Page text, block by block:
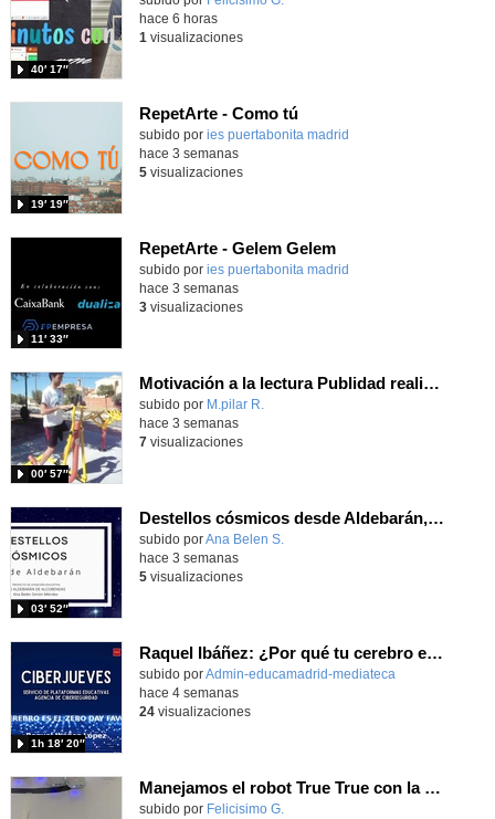
40′ 17″
hace 6 horas
1 visualizaciones
RepetArte - Como tú
subido por ies puertabonita madrid
19′ 19″
hace 3 semanas
5visualizaciones
RepetArte - Gelem Gelem
subido por ies puertabonita madrid
11′ 33″
hace 3 semanas
3visualizaciones
Motivación a la lectura Publidad realizada por alumnos
Contenido educativo.
subido por M.pilar R.
00′ 57″
hace 3 semanas
7visualizaciones
Destellos cósmicos desde Aldebarán, alcanzar las estrellas
Contenido educativo.
subido porAna Belen S.
03′ 52″
hace 3 semanas
5visualizaciones
Raquel Ibáñez: ¿Por qué tu cerebro es el Zero-Day favorito de la IA
subido porAdmin-educamadrid-mediateca
1h 18′ 20″
hace 4 semanas
24visualizaciones
Manejamos el robot True True con la app y hacemos carreras
Contenido educativo.
subido por Felicisimo G.